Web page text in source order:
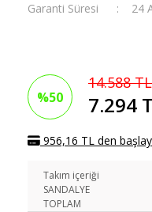
Garanti Süresi
24
%50
14.588 TL
7.294
956,16 TL den
Takım içeriği
SANDALYE
TOPLAM